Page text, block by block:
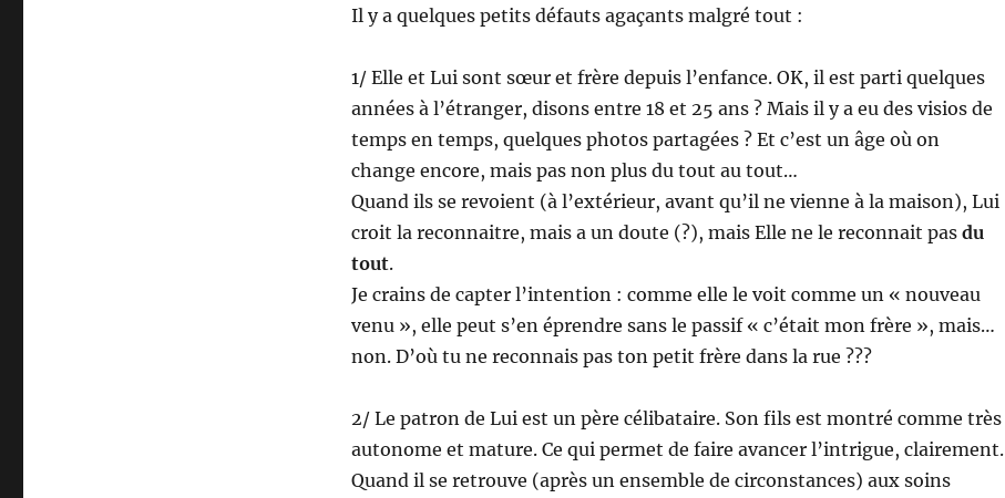
Il y a quelques petits défauts agaçants malgré tout :
1/ Elle et Lui sont sœur et frère depuis l’enfance. OK, il est parti quelques
années à l’étranger, disons entre 18 et 25 ans ? Mais il y a eu des visios de
temps en temps, quelques photos partagées ? Et c’est un âge où on
change encore, mais pas non plus du tout au tout…
Quand ils se revoient (à l’extérieur, avant qu’il ne vienne à la maison), Lui
croit la reconnaitre, mais a un doute (?), mais Elle ne le reconnait pas du
tout.
Je crains de capter l’intention : comme elle le voit comme un « nouveau
venu », elle peut s’en éprendre sans le passif « c’était mon frère », mais…
non. D’où tu ne reconnais pas ton petit frère dans la rue ???
2/ Le patron de Lui est un père célibataire. Son fils est montré comme très
autonome et mature. Ce qui permet de faire avancer l’intrigue, clairement.
Quand il se retrouve (après un ensemble de circonstances) aux soins